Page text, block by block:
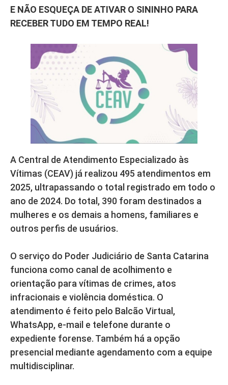
E NÃO ESQUEÇA DE ATIVAR O SININHO PARA
RECEBER TUDO EM TEMPO REAL!
A Central de Atendimento Especializado às
Vítimas (CEAV) já realizou 495 atendimentos em
2025, ultrapassando o total registrado em todo o
ano de 2024. Do total, 390 foram destinados a
mulheres e os demais a homens, familiares e
outros perfis de usuários.
O serviço do Poder Judiciário de Santa Catarina
funciona como canal de acolhimento e
orientação para vítimas de crimes, atos
infracionais e violência doméstica. O
atendimento é feito pelo Balcão Virtual,
WhatsApp, e-mail e telefone durante o
expediente forense. Também há a opção
presencial mediante agendamento com a equipe
multidisciplinar.